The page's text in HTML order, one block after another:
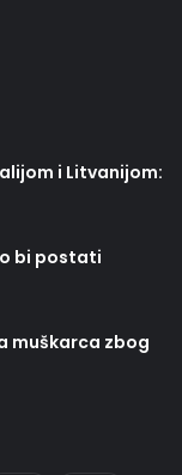
i Litvanijom:
bi postati
muškarca zbog